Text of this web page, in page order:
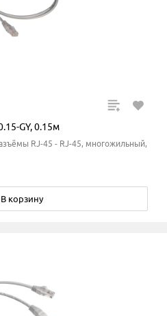
GY, 0.15м
RJ-45 - RJ-45, многожильный,
В корзину